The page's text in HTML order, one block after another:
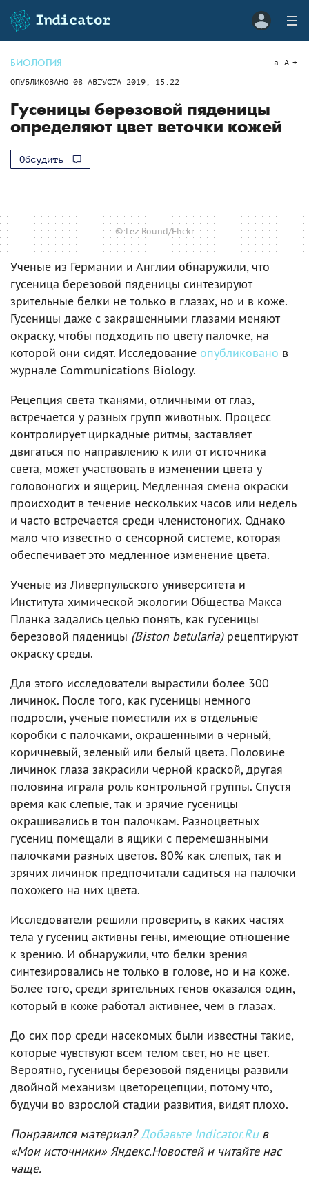
БИОЛОГИЯ
ОПУБЛИКОВАНО 08 АВГУСТА 2019, 15:22
a A
Гусеницы березовой пяденицы
определяют цвет веточки кожей
Обсудить
© Lez Round/Flickr
Ученые из Германии и Англии обнаружили, что
гусеница березовой пяденицы синтезируют
зрительные белки не только в глазах, но и в коже.
Гусеницы даже с закрашенными глазами меняют
окраску, чтобы подходить по цвету палочке, на
которой они сидят. Исследование опубликовано в
журнале Communications Biology.
Рецепция света тканями, отличными от глаз,
встречается у разных групп животных. Процесс
контролирует циркадные ритмы, заставляет
двигаться по направлению к или от источника
света, может участвовать в изменении цвета у
головоногих и ящериц. Медленная смена окраски
происходит в течение нескольких часов или недель
и часто встречается среди членистоногих. Однако
мало что известно о сенсорной системе, которая
обеспечивает это медленное изменение цвета.
Ученые из Ливерпульского университета и
Института химической экологии Общества Макса
Планка задались целью понять, как гусеницы
березовой пяденицы (Biston betularia)рецептируют
окраску среды.
Для этого исследователи вырастили более 300
личинок. После того, как гусеницы немного
подросли, ученые поместили их в отдельные
коробки с палочками, окрашенными в черный,
коричневый, зеленый или белый цвета. Половине
личинок глаза закрасили черной краской, другая
половина играла роль контрольной группы. Спустя
время как слепые, так и зрячие гусеницы
окрашивались в тон палочкам. Разноцветных
гусениц помещали в ящики с перемешанными
палочками разных цветов. 80% как слепых, так и
зрячих личинок предпочитали садиться на палочки
похожего на них цвета.
Исследователи решили проверить, в каких частях
тела у гусениц активны гены, имеющие отношение
к зрению. И обнаружили, что белки зрения
синтезировались не только в голове, но и на коже.
Более того, среди зрительных генов оказался один,
который в коже работал активнее, чем в глазах.
До сих пор среди насекомых были известны такие,
которые чувствуют всем телом свет, но не цвет.
Вероятно, гусеницы березовой пяденицы развили
двойной механизм цветорецепции, потому что,
будучи во взрослой стадии развития, видят плохо.
Понравился материал?Добавьте Indicator.Ruв
«Мои источники» Яндекс.Новостей и читайте нас
чаще.